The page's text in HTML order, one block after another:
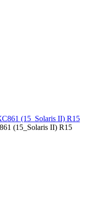
(15_Solaris II) R15